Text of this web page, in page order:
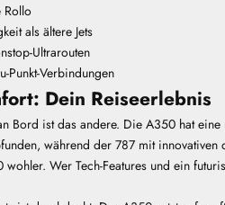
Rollo
als ältere Jets
Ultrarouten
Punkt-Verbindungen
Dein Reiseerlebnis
Bord ist das andere. Die A350 hat
während der 787 mit innovativen
Wer Tech-Features und ein